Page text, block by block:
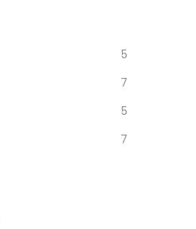
5
7
5
7